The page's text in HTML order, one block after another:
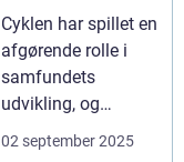
transport til
fritid
Cyklen har spillet en
afgørende rolle i
samfundets
udvikling, og
cykelruter fortæller
02 september 2025